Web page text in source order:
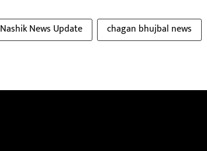
Nashik News Update chagan bhujbal news